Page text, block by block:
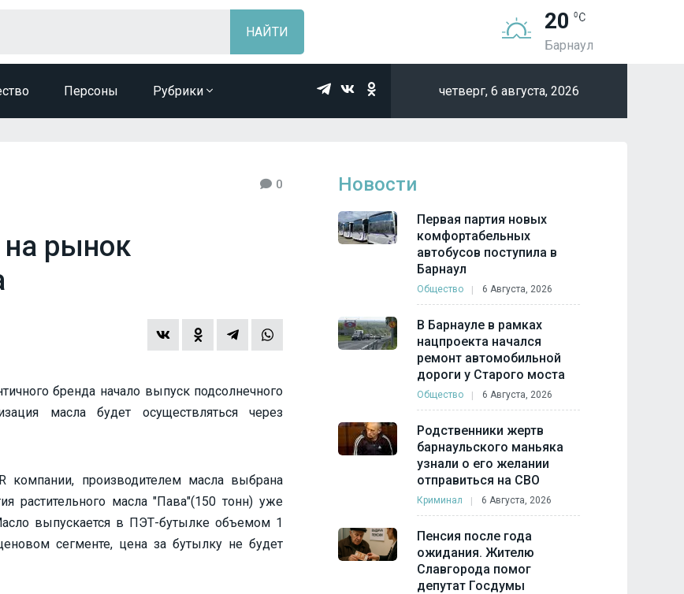
20
Барнаул
Персоны Рубрики четверг, 6 августа, 2026
0
рынок
бренда начало выпуск подсолнечного
масла будет осуществляться через
производителем масла выбрана
растительного масла "Пава"(150 тонн) уже
выпускается в ПЭТ-бутылке объемом 1
сегменте, цена за бутылку не будет
Новости
Первая партия новых
комфортабельных
автобусов поступила в
Барнаул
Общество 6 Августа, 2026
В Барнауле в рамках
нацпроекта начался
ремонт автомобильной
дороги у Старого моста
Общество 6 Августа, 2026
Родственники жертв
барнаульского маньяка
узнали о его желании
отправиться на СВО
Криминал 6 Августа, 2026
Пенсия после года
ожидания. Жителю
Славгорода помог
депутат Госдумы